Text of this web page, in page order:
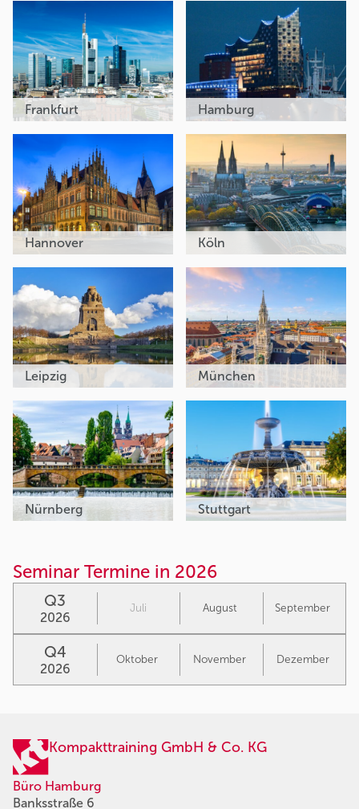
Frankfurt Hamburg
Hannover Köln
Leipzig München
Nürnberg Stuttgart
Seminar Termine in 2026
Q3
2026
Juli August September
Q4
2026
Oktober November Dezember
Kompakttraining GmbH & Co. KG
Büro Hamburg
Banksstraße 6